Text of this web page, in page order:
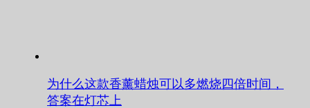
为什么这款香薰蜡烛可以多燃烧四倍时间，
答案在灯芯上